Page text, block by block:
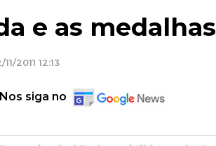
e as medalhas
2011 12:13
Nos siga no